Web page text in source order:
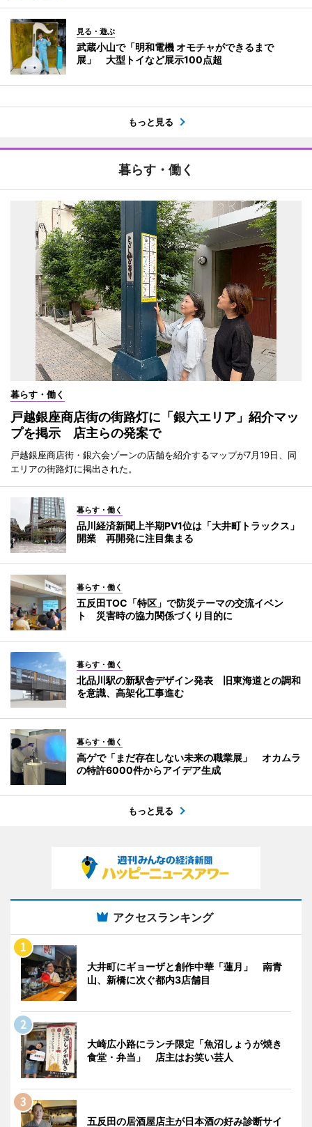
見る・遊ぶ
武蔵小山で「明和電機 オモチャができるまで
展」 大型トイなど展示100点超
もっと見る
暮らす・働く
暮らす・働く
戸越銀座商店街の街路灯に「銀六エリア」紹介マッ
プを掲示 店主らの発案で
戸越銀座商店街・銀六会ゾーンの店舗を紹介するマップが7月19日、同
エリアの街路灯に掲出された。
暮らす・働く
品川経済新聞上半期PV1位は「大井町トラックス」
開業 再開発に注目集まる
暮らす・働く
五反田TOC「特区」で防災テーマの交流イベン
ト 災害時の協力関係づくり目的に
暮らす・働く
北品川駅の新駅舎デザイン発表 旧東海道との調和
を意識、高架化工事進む
暮らす・働く
高ゲで「まだ存在しない未来の職業展」 オカムラ
の特許6000件からアイデア生成
もっと見る
アクセスランキング
大井町にギョーザと創作中華「蓮月」 南青
山、新橋に次ぐ都内3店舗目
大崎広小路にランチ限定「魚沼しょうが焼き
食堂・弁当」 店主はお笑い芸人
五反田の居酒屋店主が日本酒の好み診断サイ